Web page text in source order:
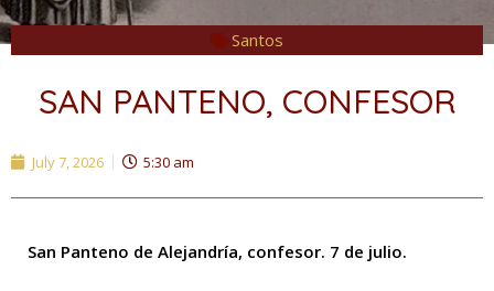
Santos
SAN PANTENO, CONFESOR
July 7, 2026 5:30 am
San Panteno de Alejandría, confesor. 7 de julio.